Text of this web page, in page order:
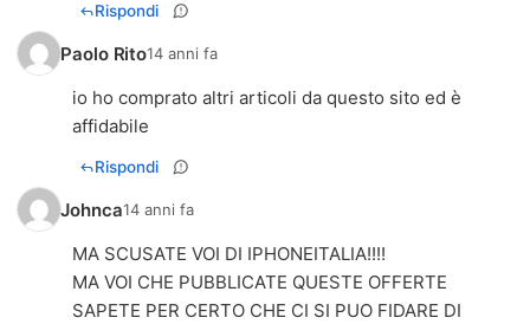
Rispondi
Paolo Rito14 anni fa
io ho comprato altri articoli da questo sito ed è
Rispondi
Johnca14 anni fa
MA SCUSATE VOI DI IPHONEITALIA!!!!
MA VOI CHE PUBBLICATE QUESTE OFFERTE
SAPETE PER CERTO CHE CI SI PUO FIDARE DI